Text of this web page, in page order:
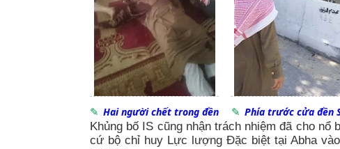
Hai người chết trong đền Phía trước cửa đền
Khủng bố IS cũng nhận trách nhiệm đã cho nổ
cứ bộ chỉ huy Lực lượng Đặc biệt tại Abha